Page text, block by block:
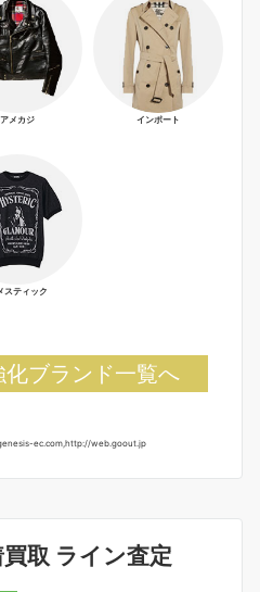
アメカジ インポート
スティック
ブランド一覧へ
ec.com,http://web.goout.jp
取 ライン査定